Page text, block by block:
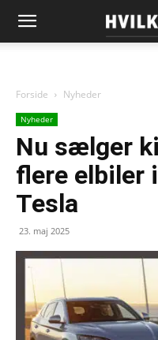
Forside Nyheder
Nyheder
Nu sælger
flere elbiler
Tesla
23. maj 2025